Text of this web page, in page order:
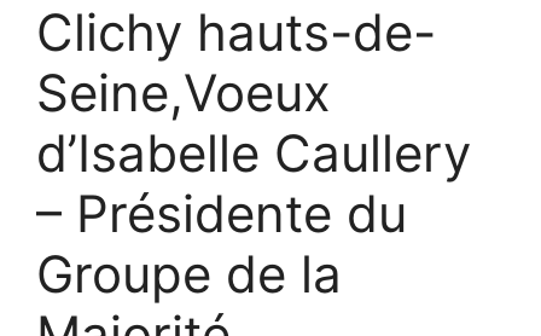
Clichy hauts-de-
Seine,Voeux
d’Isabelle Caullery
– Présidente du
Groupe de la